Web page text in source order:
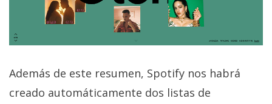
Además de este resumen, Spotify nos habrá
creado automáticamente dos listas de